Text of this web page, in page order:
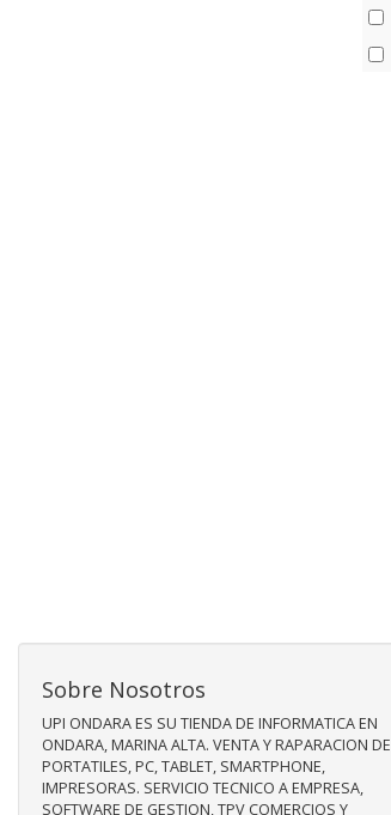
Sobre Nosotros
UPI ONDARA ES SU TIENDA DE INFORMATICA EN
ONDARA, MARINA ALTA. VENTA Y RAPARACION DE
PORTATILES, PC, TABLET, SMARTPHONE,
IMPRESORAS. SERVICIO TECNICO A EMPRESA,
SOFTWARE DE GESTION, TPV COMERCIOS Y